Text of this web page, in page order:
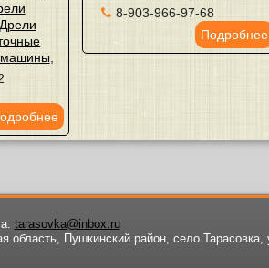
Дрели
,
8-903-966-97-68
Подробнее
tarasovka@inbox.ru
область, Пушкинский район, село